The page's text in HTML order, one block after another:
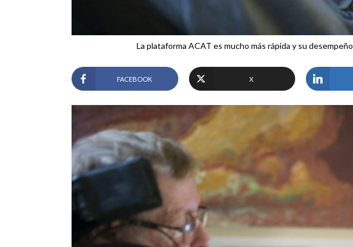
La plataforma ACAT es mucho más rápida y su
FACEBOOK X